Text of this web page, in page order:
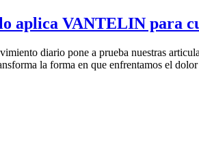
aplica VANTELIN para
diario pone a prueba nuestras
la forma en que enfrentamos el